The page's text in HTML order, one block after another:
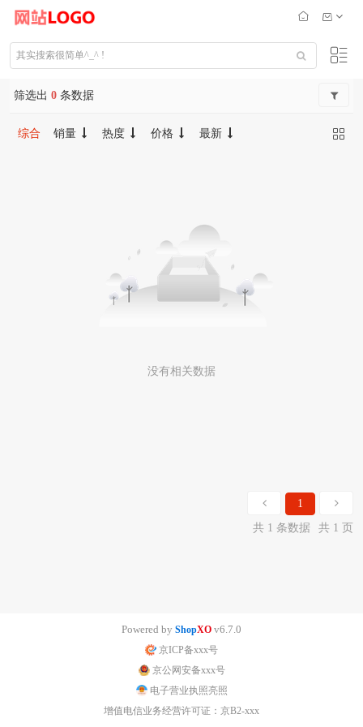
筛选出 0 条数据
综合 销量 热度 价格 最新
没有相关数据
1
共 1 条数据
共 1 页
Powered by ShopXO v6.7.0
京ICP备xxx号
京公网安备xxx号
电子营业执照亮照
增值电信业务经营许可证：京B2-xxx